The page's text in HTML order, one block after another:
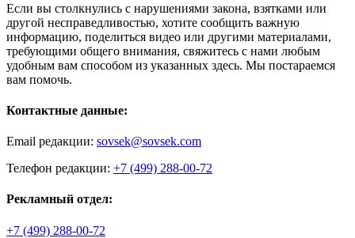
Если вы столкнулись с нарушениями закона, взятками или
другой несправедливостью, хотите сообщить важную
информацию, поделиться видео или другими материалами,
требующими общего внимания, свяжитесь с нами любым
удобным вам способом из указанных здесь. Мы постараемся
вам помочь.
Контактные данные:
Email редакции: sovsek@sovsek.com
Телефон редакции: +7 (499) 288-00-72
Рекламный отдел:
+7 (499) 288-00-72